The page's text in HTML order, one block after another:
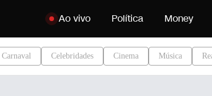
Pular para o conteúdo
Ao vivo Política Money
Carnaval Celebridades Cinema Música